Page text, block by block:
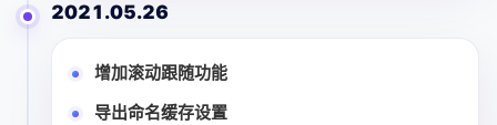
2021.05.26
增加滚动跟随功能
导出命名缓存设置